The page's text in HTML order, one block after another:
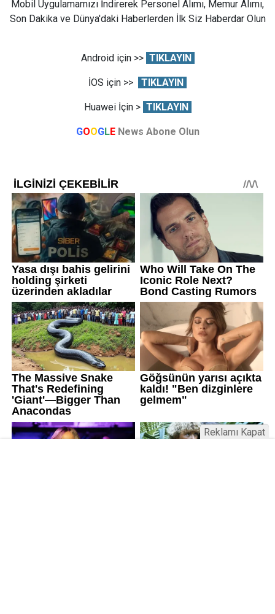
Mobil Uygulamamızı İndirerek Personel Alımı, Memur Alımı,
Son Dakika ve Dünya'daki Haberlerden İlk Siz Haberdar Olun
Android için >> TIKLAYIN
İOS için >> TIKLAYIN
Huawei İçin > TIKLAYIN
GOOGLE News Abone Olun
Reklamı Kapat